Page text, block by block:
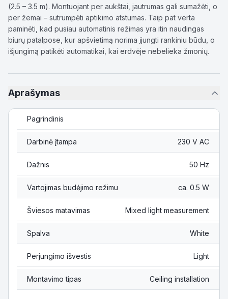
(2.5 – 3.5 m). Montuojant per aukštai, jautrumas gali sumažėti, o
per žemai – sutrumpėti aptikimo atstumas. Taip pat verta
paminėti, kad pusiau automatinis režimas yra itin naudingas
biurų patalpose, kur apšvietimą norima įjungti rankiniu būdu, o
išjungimą patikėti automatikai, kai erdvėje nebelieka žmonių.
Aprašymas
Pagrindinis
Darbinė įtampa 230 V AC
Dažnis 50 Hz
Vartojimas budėjimo režimu ca. 0.5 W
Šviesos matavimas Mixed light measurement
Spalva White
Perjungimo išvestis Light
Montavimo tipas Ceiling installation